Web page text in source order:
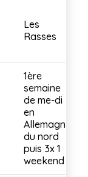
Les
Rasses
1ère
semaine
de me-di
en
Allemagne
du nord
puis 3x 1
weekend